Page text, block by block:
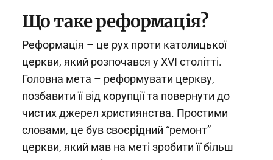
Що таке реформація?
Реформація – це рух проти католицької
церкви, який розпочався у XVI столітті.
Головна мета – реформувати церкву,
позбавити її від корупції та повернути до
чистих джерел християнства. Простими
словами, це був своєрідний “ремонт”
церкви, який мав на меті зробити її більш